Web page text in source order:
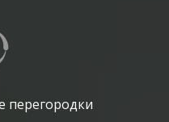
перегородки